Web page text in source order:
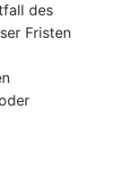
des
Fristen